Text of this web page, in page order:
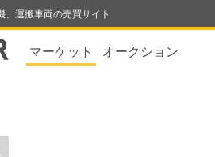
運搬車両の売買サイト
マーケット オークション